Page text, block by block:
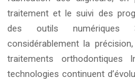
traitement et le suivi des
des outils numériques
considérablement la
traitements orthodontiques
technologies continuent